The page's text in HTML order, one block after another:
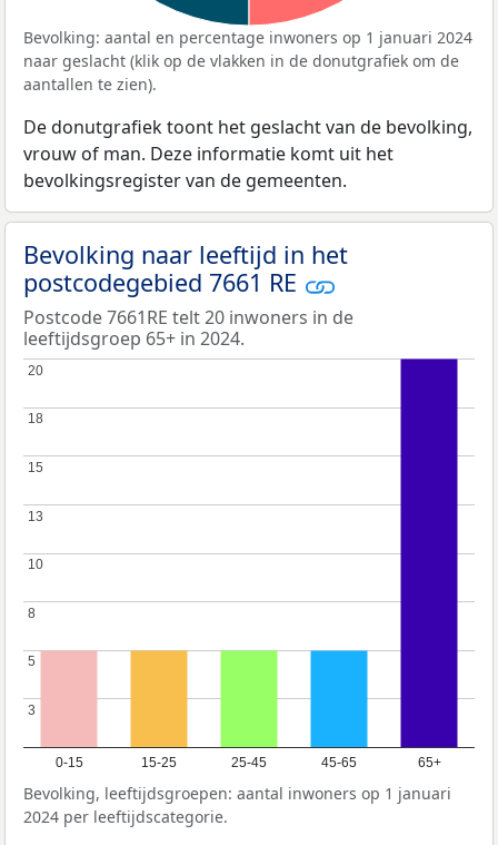
Bevolking: aantal en percentage inwoners op 1 januari 2024
naar geslacht (klik op de vlakken in de donutgrafiek om de
aantallen te zien).
De donutgrafiek toont het geslacht van de bevolking,
vrouw of man. Deze informatie komt uit het
bevolkingsregister van de gemeenten.
Bevolking naar leeftijd in het
postcodegebied 7661 RE
Postcode 7661RE telt 20 inwoners in de
leeftijdsgroep 65+ in 2024.
0-15 15-25 25-45 45-65 65+
3
3
5
5
8
8
10
10
13
13
15
15
18
18
20
20
Bevolking, leeftijdsgroepen: aantal inwoners op 1 januari
2024 per leeftijdscategorie.